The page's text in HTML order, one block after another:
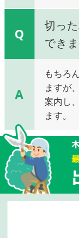
Q
切っ
でき
A
もちろ
ますが
案内し
ます。